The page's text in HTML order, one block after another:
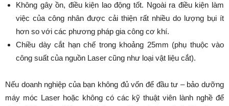
Không gây ồn, điều kiện lao động tốt. Ngoài ra điều kiện làm
việc của công nhân được cải thiện rất nhiều do lượng bụi ít
hơn so với các phương pháp gia công cơ khí.
Chiều dày cắt hạn chế trong khoảng 25mm (phụ thuộc vào
công suất của nguồn Laser cũng như loại vật liệu cắt).
Nếu doanh nghiệp của bạn không đủ vốn để đầu tư – bảo dưỡng
máy móc Laser hoặc không có các kỹ thuật viên lành nghề để